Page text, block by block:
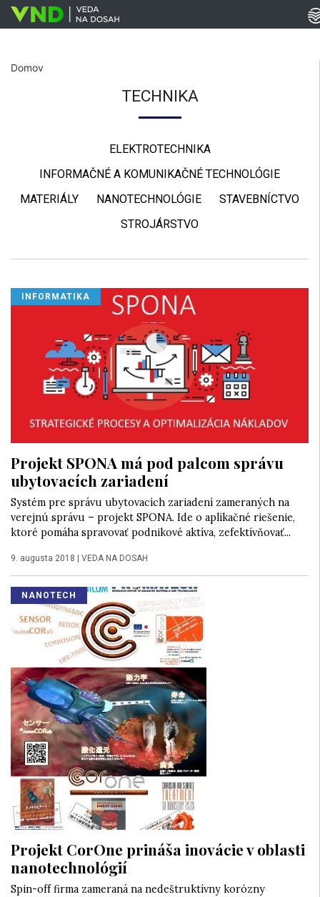
Domov
TECHNIKA
ELEKTROTECHNIKA
INFORMAČNÉ A KOMUNIKAČNÉ TECHNOLÓGIE
MATERIÁLY
NANOTECHNOLÓGIE
STAVEBNÍCTVO
STROJÁRSTVO
INFORMATIKA
Projekt SPONA má pod palcom správu
ubytovacích zariadení
Systém pre správu ubytovacích zariadení zameraných na
verejnú správu – projekt SPONA. Ide o aplikačné riešenie,
ktoré pomáha spravovať podnikové aktíva, zefektívňovať...
9. augusta 2018 VEDA NA DOSAH
NANOTECH
Projekt CorOne prináša inovácie v oblasti
nanotechnológií
Spin-off firma zameraná na nedeštruktívny korózny